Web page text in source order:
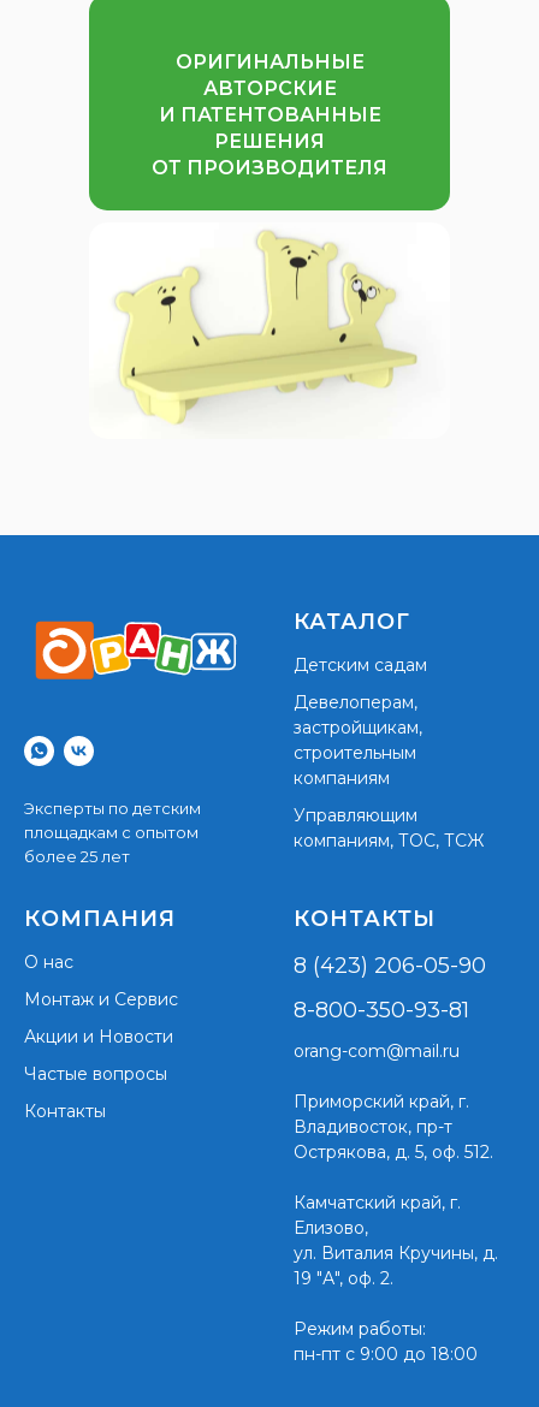
ОРИГИНАЛЬНЫЕ
АВТОРСКИЕ
И ПАТЕНТОВАННЫЕ
РЕШЕНИЯ
ОТ ПРОИЗВОДИТЕЛЯ
Эксперты по детским
площадкам с опытом
более 25 лет
КАТАЛОГ
Детским садам
Девелоперам,
застройщикам,
строительным
компаниям
Управляющим
компаниям, ТОС, ТСЖ
КОМПАНИЯ
О нас
Монтаж и Сервис
Акции и Новости
Частые вопросы
Контакты
КОНТАКТЫ
8 (423) 206-05-90
8-800-350-93-81
orang-com@mail.ru
Приморский край, г.
Владивосток, пр-т
Острякова, д. 5, оф. 512.
Камчатский край, г.
Елизово,
ул. Виталия Кручины, д.
19 "А", оф. 2.
Режим работы:
пн-пт с 9:00 до 18:00